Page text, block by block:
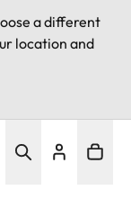
a different
location and